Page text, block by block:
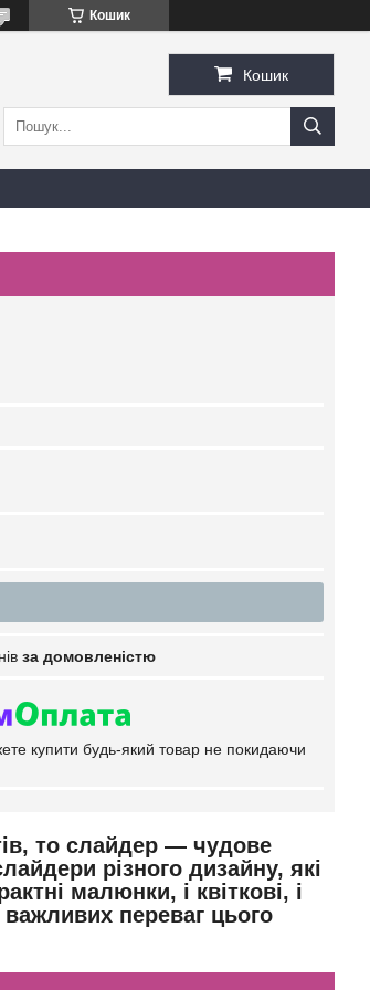
Кошик
Кошик
за домовленістю
купити будь-який товар не покидаючи
то слайдер — чудове
різного дизайну, які
малюнки, і квіткові, і
переваг цього